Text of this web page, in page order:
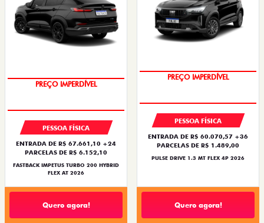
PREÇO IMPERDÍVEL
PESSOA FÍSICA
ENTRADA DE R$ 67.661,10 +24
PARCELAS DE R$ 6.152,10
FASTBACK IMPETUS TURBO 200 HYBRID
FLEX AT 2026
Quero agora!
PREÇO IMPERDÍVEL
PESSOA FÍSICA
ENTRADA DE R$ 60.070,57 +36
PARCELAS DE R$ 1.489,00
PULSE DRIVE 1.3 MT FLEX 4P 2026
Quero agora!